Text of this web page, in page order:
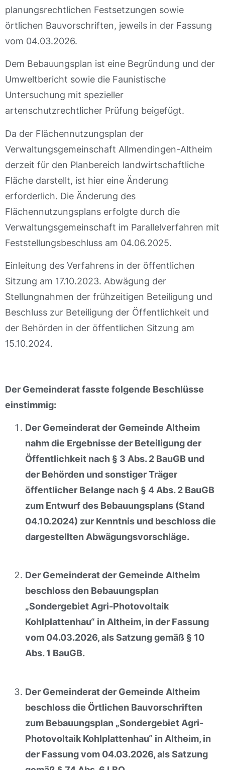
planungsrechtlichen Festsetzungen sowie
örtlichen Bauvorschriften, jeweils in der Fassung
vom 04.03.2026.
Dem Bebauungsplan ist eine Begründung und der
Umweltbericht sowie die Faunistische
Untersuchung mit spezieller
artenschutzrechtlicher Prüfung beigefügt.
Da der Flächennutzungsplan der
Verwaltungsgemeinschaft Allmendingen-Altheim
derzeit für den Planbereich landwirtschaftliche
Fläche darstellt, ist hier eine Änderung
erforderlich. Die Änderung des
Flächennutzungsplans erfolgte durch die
Verwaltungsgemeinschaft im Parallelverfahren mit
Feststellungsbeschluss am 04.06.2025.
Einleitung des Verfahrens in der öffentlichen
Sitzung am 17.10.2023. Abwägung der
Stellungnahmen der frühzeitigen Beteiligung und
Beschluss zur Beteiligung der Öffentlichkeit und
der Behörden in der öffentlichen Sitzung am
15.10.2024.
Der Gemeinderat fasste folgende Beschlüsse
einstimmig:
Der Gemeinderat der Gemeinde Altheim
nahm die Ergebnisse der Beteiligung der
Öffentlichkeit nach § 3 Abs. 2 BauGB und
der Behörden und sonstiger Träger
öffentlicher Belange nach § 4 Abs. 2 BauGB
zum Entwurf des Bebauungsplans (Stand
04.10.2024) zur Kenntnis und beschloss die
dargestellten Abwägungsvorschläge.
Der Gemeinderat der Gemeinde Altheim
beschloss den Bebauungsplan
„Sondergebiet Agri-Photovoltaik
Kohlplattenhau“ in Altheim, in der Fassung
vom 04.03.2026, als Satzung gemäß § 10
Abs. 1 BauGB.
Der Gemeinderat der Gemeinde Altheim
beschloss die Örtlichen Bauvorschriften
zum Bebauungsplan „Sondergebiet Agri-
Photovoltaik Kohlplattenhau“ in Altheim, in
der Fassung vom 04.03.2026, als Satzung